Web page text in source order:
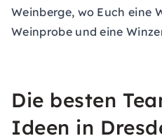
Weinberge, wo Euch eine
Weinprobe und eine
Die besten
Ideen in